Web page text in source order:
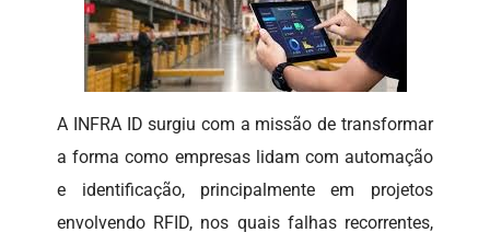
A INFRA ID surgiu com a missão de transformar
a forma como empresas lidam com automação
e identificação, principalmente em projetos
envolvendo RFID, nos quais falhas recorrentes,